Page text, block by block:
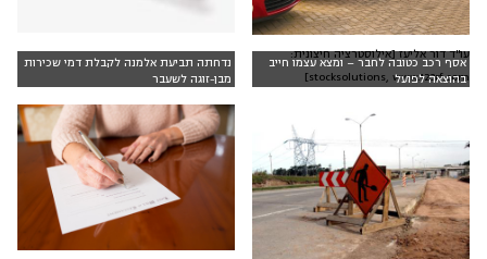
אסף רכב כטובה לחבר – ומצא עצמו חייב
בהוצאה לפועל
עו"ד דור אליעז [אילוסטרציה חיצונית:
stocksolutions, www.123rf.com]
נדחתה תביעת אלמנה לקבלת דמי שכירות
מבן-זוגה לשעבר